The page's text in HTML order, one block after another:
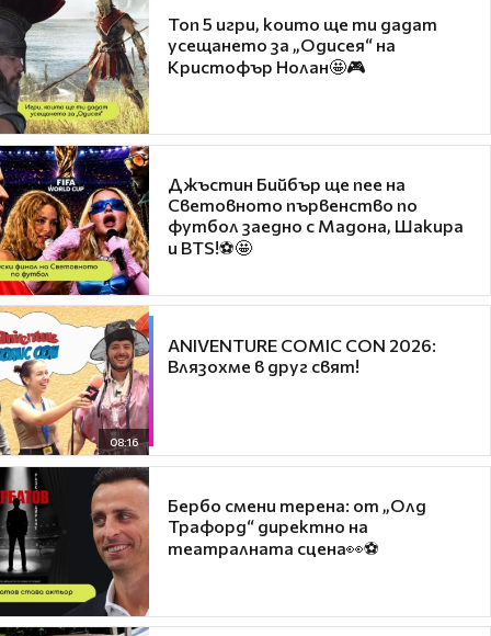
Топ 5 игри, които ще ти дадат
усещането за „Одисея“ на
Кристофър Нолан🤩🎮
Джъстин Бийбър ще пее на
Световното първенство по
футбол заедно с Мадона, Шакира
и BTS!⚽🤩
08:16
ANIVENTURE COMIC CON 2026:
Влязохме в друг свят!
Бербо смени терена: от „Олд
Трафорд“ директно на
театралната сцена👀⚽